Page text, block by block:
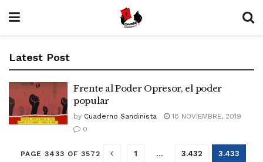
Latest Post
Frente al Poder Opresor, el poder
popular
by Cuaderno Sandinista
18 NOVIEMBRE, 2019
0
PAGE 3433 OF 3572 1 … 3.432 3.433